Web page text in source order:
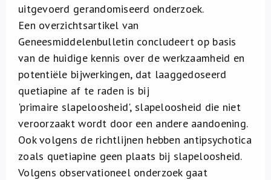
uitgevoerd gerandomiseerd onderzoek.
Een overzichtsartikel van
Geneesmiddelenbulletin concludeert op basis
van de huidige kennis over de werkzaamheid en
potentiële bijwerkingen, dat laaggedoseerd
quetiapine af te raden is bij
'primaire slapeloosheid', slapeloosheid die niet
veroorzaakt wordt door een andere aandoening.
Ook volgens de richtlijnen hebben antipsychotica
zoals quetiapine geen plaats bij slapeloosheid.
Volgens observationeel onderzoek gaat